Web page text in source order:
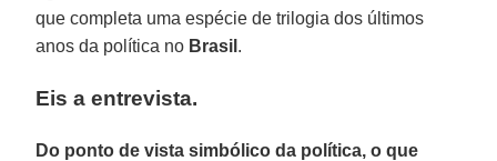
que completa uma espécie de trilogia dos últimos
anos da política no Brasil .
Eis a entrevista.
Do ponto de vista simbólico da política, o que